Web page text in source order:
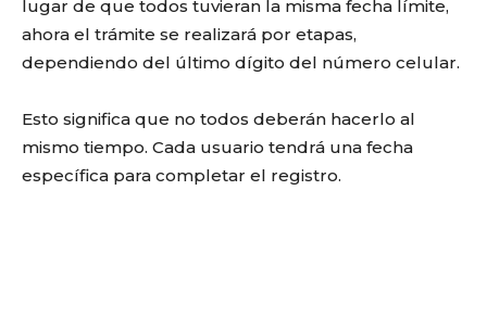
lugar de que todos tuvieran la misma fecha límite,
ahora el trámite se realizará por etapas,
dependiendo del último dígito del número celular.
Esto significa que no todos deberán hacerlo al
mismo tiempo. Cada usuario tendrá una fecha
específica para completar el registro.